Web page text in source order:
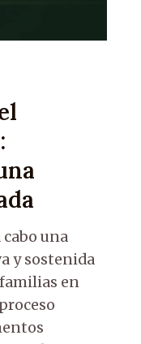
una
y sostenida
en